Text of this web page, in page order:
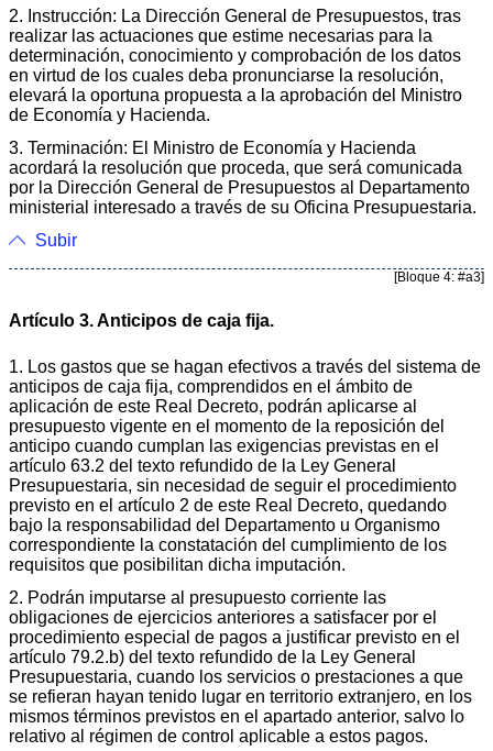
2. Instrucción: La Dirección General de Presupuestos, tras
realizar las actuaciones que estime necesarias para la
determinación, conocimiento y comprobación de los datos
en virtud de los cuales deba pronunciarse la resolución,
elevará la oportuna propuesta a la aprobación del Ministro
de Economía y Hacienda.
3. Terminación: El Ministro de Economía y Hacienda
acordará la resolución que proceda, que será comunicada
por la Dirección General de Presupuestos al Departamento
ministerial interesado a través de su Oficina Presupuestaria.
Subir
[Bloque 4: #a3]
Artículo 3. Anticipos de caja fija.
1. Los gastos que se hagan efectivos a través del sistema de
anticipos de caja fija, comprendidos en el ámbito de
aplicación de este Real Decreto, podrán aplicarse al
presupuesto vigente en el momento de la reposición del
anticipo cuando cumplan las exigencias previstas en el
artículo 63.2 del texto refundido de la Ley General
Presupuestaria, sin necesidad de seguir el procedimiento
previsto en el artículo 2 de este Real Decreto, quedando
bajo la responsabilidad del Departamento u Organismo
correspondiente la constatación del cumplimiento de los
requisitos que posibilitan dicha imputación.
2. Podrán imputarse al presupuesto corriente las
obligaciones de ejercicios anteriores a satisfacer por el
procedimiento especial de pagos a justificar previsto en el
artículo 79.2.b) del texto refundido de la Ley General
Presupuestaria, cuando los servicios o prestaciones a que
se refieran hayan tenido lugar en territorio extranjero, en los
mismos términos previstos en el apartado anterior, salvo lo
relativo al régimen de control aplicable a estos pagos.